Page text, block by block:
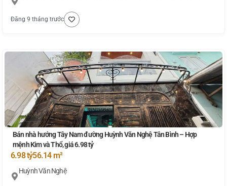
Đăng 9 tháng trước
Bán nhà hướng Tây Nam đường Huỳnh Văn Nghệ Tân Bình – Hợp
mệnh Kim và Thổ, giá 6.98 tỷ
6.98 tỷ56.14 m²
Huỳnh Văn Nghệ